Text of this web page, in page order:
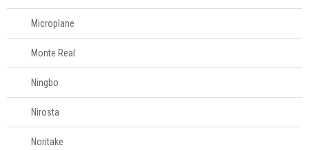
Microplane
Monte Real
Ningbo
Nirosta
Noritake